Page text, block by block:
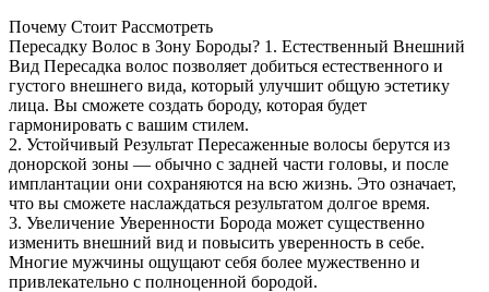
Почему Стоит Рассмотреть
Пересадку Волос в Зону Бороды? 1. Естественный Внешний
Вид Пересадка волос позволяет добиться естественного и
густого внешнего вида, который улучшит общую эстетику
лица. Вы сможете создать бороду, которая будет
гармонировать с вашим стилем.
2. Устойчивый Результат Пересаженные волосы берутся из
донорской зоны — обычно с задней части головы, и после
имплантации они сохраняются на всю жизнь. Это означает,
что вы сможете наслаждаться результатом долгое время.
3. Увеличение Уверенности Борода может существенно
изменить внешний вид и повысить уверенность в себе.
Многие мужчины ощущают себя более мужественно и
привлекательно с полноценной бородой.